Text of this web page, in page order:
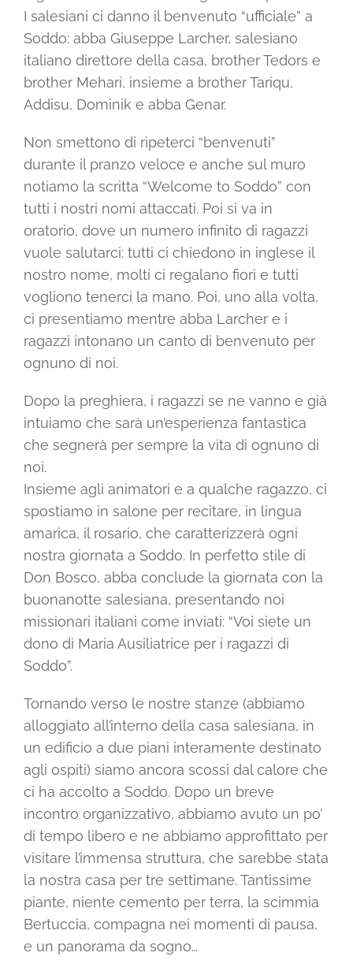
I salesiani ci danno il benvenuto “ufficiale” a
Soddo: abba Giuseppe Larcher, salesiano
italiano direttore della casa, brother Tedors e
brother Mehari, insieme a brother Tariqu,
Addisu, Dominik e abba Genar.
Non smettono di ripeterci “benvenuti”
durante il pranzo veloce e anche sul muro
notiamo la scritta “Welcome to Soddo” con
tutti i nostri nomi attaccati. Poi si va in
oratorio, dove un numero infinito di ragazzi
vuole salutarci: tutti ci chiedono in inglese il
nostro nome, molti ci regalano fiori e tutti
vogliono tenerci la mano. Poi, uno alla volta,
ci presentiamo mentre abba Larcher e i
ragazzi intonano un canto di benvenuto per
ognuno di noi.
Dopo la preghiera, i ragazzi se ne vanno e già
intuiamo che sarà un’esperienza fantastica
che segnerà per sempre la vita di ognuno di
noi.
Insieme agli animatori e a qualche ragazzo, ci
spostiamo in salone per recitare, in lingua
amarica, il rosario, che caratterizzerà ogni
nostra giornata a Soddo. In perfetto stile di
Don Bosco, abba conclude la giornata con la
buonanotte salesiana, presentando noi
missionari italiani come inviati: “Voi siete un
dono di Maria Ausiliatrice per i ragazzi di
Soddo”.
Tornando verso le nostre stanze (abbiamo
alloggiato all’interno della casa salesiana, in
un edificio a due piani interamente destinato
agli ospiti) siamo ancora scossi dal calore che
ci ha accolto a Soddo. Dopo un breve
incontro organizzativo, abbiamo avuto un po’
di tempo libero e ne abbiamo approfittato per
visitare l’immensa struttura, che sarebbe stata
la nostra casa per tre settimane. Tantissime
piante, niente cemento per terra, la scimmia
Bertuccia, compagna nei momenti di pausa,
e un panorama da sogno…